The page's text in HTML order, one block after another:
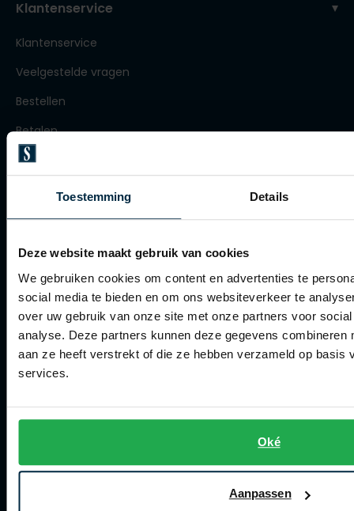
Toestemming Details
Deze website maakt gebruik van cookies
We gebruiken cookies om content en advertenties te
social media te bieden en om ons websiteverkeer te
over uw gebruik van onze site met onze partners voor
analyse. Deze partners kunnen deze gegevens combineren
aan ze heeft verstrekt of die ze hebben verzameld op basis
services.
Oké
Aanpassen
Roy Robson
Schiesser
Secrid
Slater
Superdry
Thomas Maine
Tommy Hilfiger
Tramarossa
Vanguard
Klantenservice
Klantenservice
Veelgestelde vragen
Bestellen
Betalen
Verzenden
Retourneren
Klachtenafhandeling
Actievoorwaarden
Artikelonderhoud
Winkel
Winkel